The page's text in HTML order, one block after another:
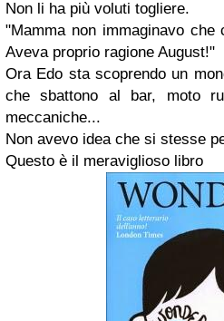
Non li ha più voluti togliere.
"Mamma non immaginavo
Aveva proprio ragione August!"
Ora Edo sta scoprendo un
che sbattono al bar, moto
meccaniche...
Non avevo idea che si stesse
Questo è il meraviglioso libro